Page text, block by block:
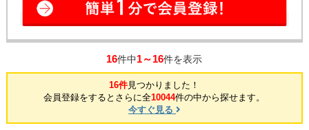
16件中1～16件を表示
16件見つかりました！
会員登録をするとさらに全10044件の中から探せます。
今すぐ見る